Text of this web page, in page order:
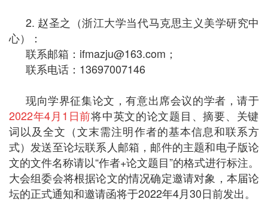
2. 赵圣之（浙江大学当代马克思主义美学研究中
心）：
联系邮箱：ifmazju@163.com；
联系电话：13697007146
现向学界征集论文，有意出席会议的学者，请于
2022年4月1日前将中英文的论文题目、摘要、关键
词以及全文（文末需注明作者的基本信息和联系方
式）发送至论坛联系人邮箱，邮件的主题和电子版论
文的文件名称请以“作者+论文题目”的格式进行标注。
大会组委会将根据论文的情况确定邀请对象，本届论
坛的正式通知和邀请函将于2022年4月30日前发出。